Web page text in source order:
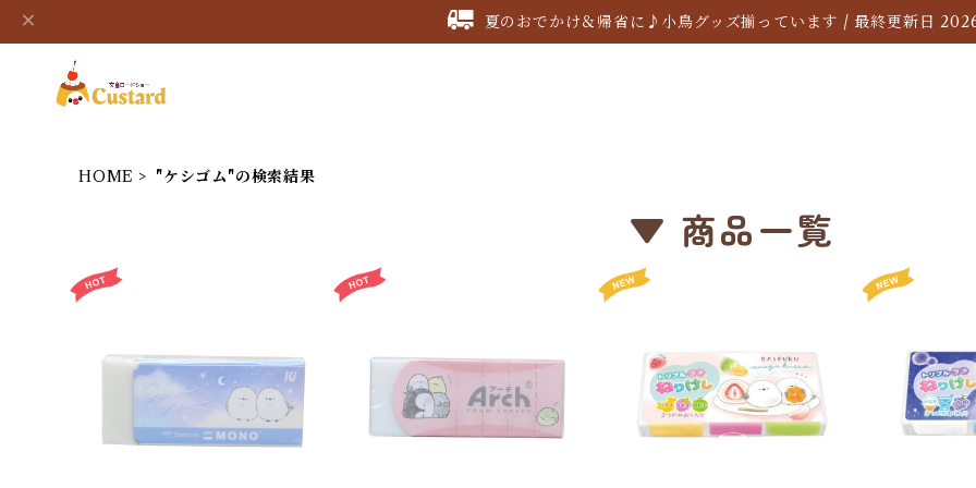
夏のおでかけ＆帰省に♪小鳥グッズ揃っています / 最終更新日
HOME "ケシゴム"の検索結果
▼ 商品一覧